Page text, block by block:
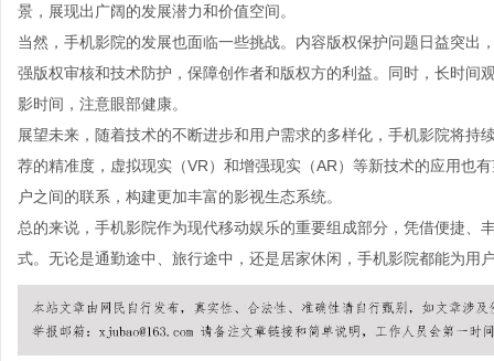
景，展现出广阔的发展潜力和价值空间。
当然，手机影院的发展也面临一些挑战。内容版权保护问题日益突
强版权审核和技术防护，保障创作者和版权方的利益。同时，长时间
影时间，注意眼部健康。
展望未来，随着技术的不断进步和用户需求的多样化，手机影院将
荐的精准度，虚拟现实（VR）和增强现实（AR）等新技术的应用也
户之间的联系，构建更加丰富的影视生态系统。
总的来说，手机影院作为现代移动娱乐的重要组成部分，凭借便捷
式。无论是通勤途中、旅行途中，还是居家休闲，手机影院都能为用